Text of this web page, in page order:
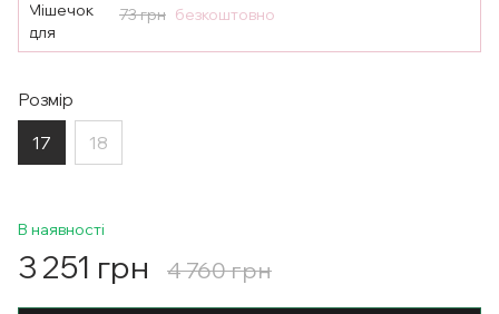
73 грн безкоштовно
Розмір
17 18
В наявності
3 251 грн 4 760 грн